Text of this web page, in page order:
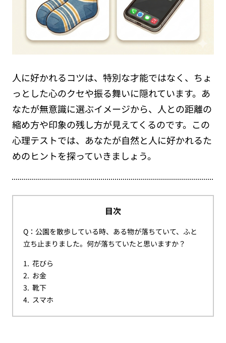
人に好かれるコツは、特別な才能ではなく、ちょ
っとした心のクセや振る舞いに隠れています。あ
なたが無意識に選ぶイメージから、人との距離の
縮め方や印象の残し方が見えてくるのです。この
心理テストでは、あなたが自然と人に好かれるた
めのヒントを探っていきましょう。
目次
Q：公園を散歩している時、ある物が落ちていて、ふと
立ち止まりました。何が落ちていたと思いますか？
花びら
お金
靴下
スマホ